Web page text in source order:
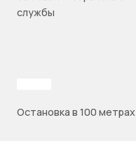
службы
Остановка в 100 метрах